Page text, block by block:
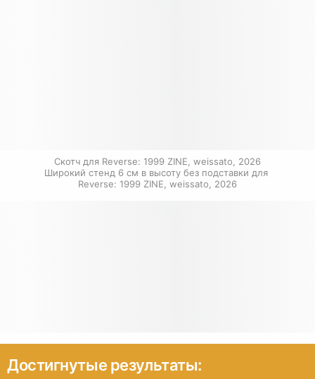
Скотч для Reverse: 1999 ZINE, weissato, 2026
Широкий стенд 6 см в высоту без подставки для
Reverse: 1999 ZINE, weissato, 2026
Достигнутые результаты: